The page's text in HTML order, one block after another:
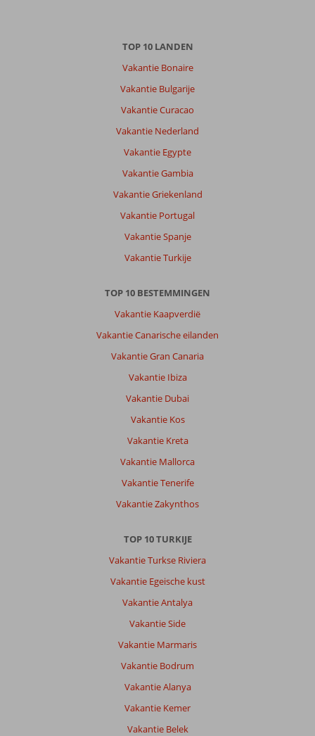
TOP 10 LANDEN
Vakantie Bonaire
Vakantie Bulgarije
Vakantie Curacao
Vakantie Nederland
Vakantie Egypte
Vakantie Gambia
Vakantie Griekenland
Vakantie Portugal
Vakantie Spanje
Vakantie Turkije
TOP 10 BESTEMMINGEN
Vakantie Kaapverdië
Vakantie Canarische eilanden
Vakantie Gran Canaria
Vakantie Ibiza
Vakantie Dubai
Vakantie Kos
Vakantie Kreta
Vakantie Mallorca
Vakantie Tenerife
Vakantie Zakynthos
TOP 10 TURKIJE
Vakantie Turkse Riviera
Vakantie Egeische kust
Vakantie Antalya
Vakantie Side
Vakantie Marmaris
Vakantie Bodrum
Vakantie Alanya
Vakantie Kemer
Vakantie Belek